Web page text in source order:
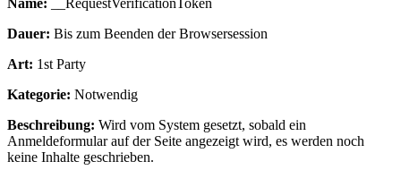
Dauer: Bis zum Beenden der Browsersession
Art: 1st Party
Kategorie: Notwendig
Beschreibung: Wird vom System gesetzt, sobald ein
Anmeldeformular auf der Seite angezeigt wird, es werden noch
keine Inhalte geschrieben.